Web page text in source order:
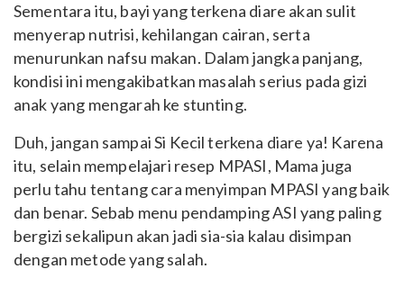
Sementara itu, bayi yang terkena diare akan sulit
menyerap nutrisi, kehilangan cairan, serta
menurunkan nafsu makan. Dalam jangka panjang,
kondisi ini mengakibatkan masalah serius pada gizi
anak yang mengarah ke stunting.
Duh, jangan sampai Si Kecil terkena diare ya! Karena
itu, selain mempelajari resep MPASI, Mama juga
perlu tahu tentang cara menyimpan MPASI yang baik
dan benar. Sebab menu pendamping ASI yang paling
bergizi sekalipun akan jadi sia-sia kalau disimpan
dengan metode yang salah.